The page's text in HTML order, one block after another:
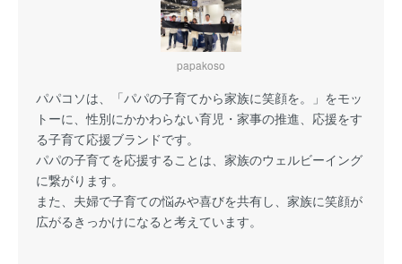
papakoso
パパコソは、「パパの子育てから家族に笑顔を。」をモッ
トーに、性別にかかわらない育児・家事の推進、応援をす
る子育て応援ブランドです。
パパの子育てを応援することは、家族のウェルビーイング
に繋がります。
また、夫婦で子育ての悩みや喜びを共有し、家族に笑顔が
広がるきっかけになると考えています。